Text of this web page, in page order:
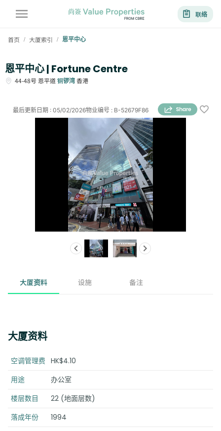
联络
首页 / 大厦索引 / 恩平中心
恩平中心 | Fortune Centre
44-48号 恩平道铜锣湾香港
物业编号 : B-52679F86
最后更新日期 : 05/02/2026
大厦资料 设施 备注
大厦资料
空调管理费 HK$4.10
用途
办公室
楼层数目
22 (地面层数)
落成年份
1994